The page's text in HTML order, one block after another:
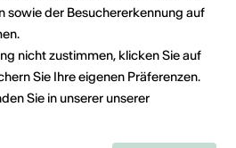
Art der Veranstaltung
Vortrag / Konferenz Weiteres
Altersfreigabe
Für alle
sowie der Besuchererkennung auf
nicht zustimmen, klicken Sie auf
Sie Ihre eigenen Präferenzen.
Sie in unserer unserer